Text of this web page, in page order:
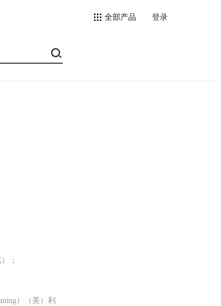
全部产品 登录
；
）（美）利